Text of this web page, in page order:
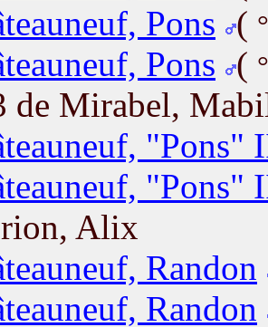
Pons (
Pons (
de Mirabel,
"Pons"
"Pons"
Alix
Randon
Randon